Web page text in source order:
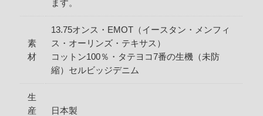
ます。
素
材
13.75オンス・EMOT（イースタン・メンフィ
ス・オーリンズ・テキサス）
コットン100％・タテヨコ7番の生機（未防
縮）セルビッジデニム
生
産
日本製